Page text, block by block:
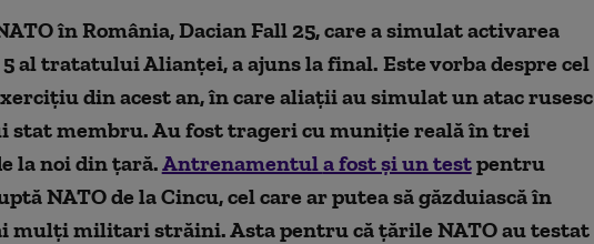
în România,Dacian Fall 25,care a simulat activarea
5al tratatului Alianței, a ajuns la final. Este vorba despre cel
din acest an, în care aliații au simulat un atac rusesc
stat membru. Au fost trageri cu muniție realăîntrei
la noi din țară.Antrenamentula fost și un testpentru
NATO de la Cincu, cel care ar putea să găzduiască în
mulți militari străini. Asta pentru că țările NATO au testat